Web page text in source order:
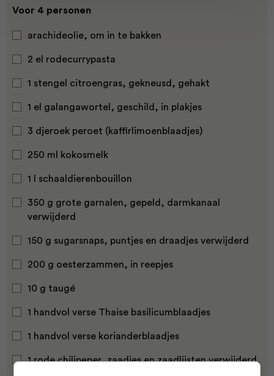
Voor 4 personen
arachideolie, om in te bakken
2 el rodecurrypasta
1 stengel citroengras, gekneusd, gehakt
1 el galangawortel, geschild, in plakjes
3 djeroek peroet (kaffirlimoenblaadjes)
250 ml kokosmelk
1 l schaaldierenbouillon
350 g grote garnalen, gepeld, darmkanaal
verwijderd
150 g sugarsnaps, puntjes en draadjes verwijderd
200 g oesterzammen, in reepjes
10 g taugé
1 handvol verse Thaise basilicumblaadjes
1 handvol verse korianderblaadjes
1 rode chilipeper, zaadjes en zaadlijsten verwijderd,